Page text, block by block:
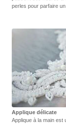
perles pour parfaire
Applique délicate
Applique à la main est